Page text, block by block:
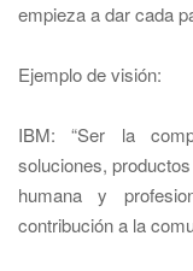
empieza a dar cada
Ejemplo de visión:
IBM: “Ser la
soluciones,
humana y
contribución a la